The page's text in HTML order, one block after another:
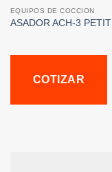
EQUIPOS DE COCCION
ASADOR ACH-3 PETIT
COTIZAR